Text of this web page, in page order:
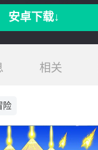
安卓下载↓
相关
险